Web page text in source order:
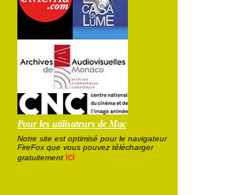
Pour les utilisateurs de Mac
Notre site est optimisé pour le navigateur
FireFox que vous pouvez télécharger
gratuitement ici